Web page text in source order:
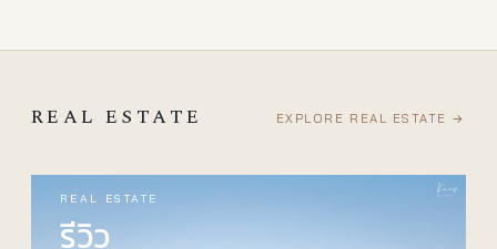
REAL ESTATE EXPLORE REAL ESTATE →
REAL ESTATE
รีวิว